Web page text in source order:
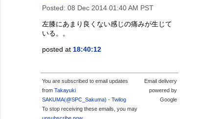
Posted: 08 Dec 2014 01:40 AM PST
左膝にあまり良くない感じの痛みが生じて
いる。。
posted at 18:40:12
You are subscribed to email updates
from Takayuki
SAKUMA(@SPC_Sakuma) - Twilog
To stop receiving these emails, you may
Email delivery
powered by
Google